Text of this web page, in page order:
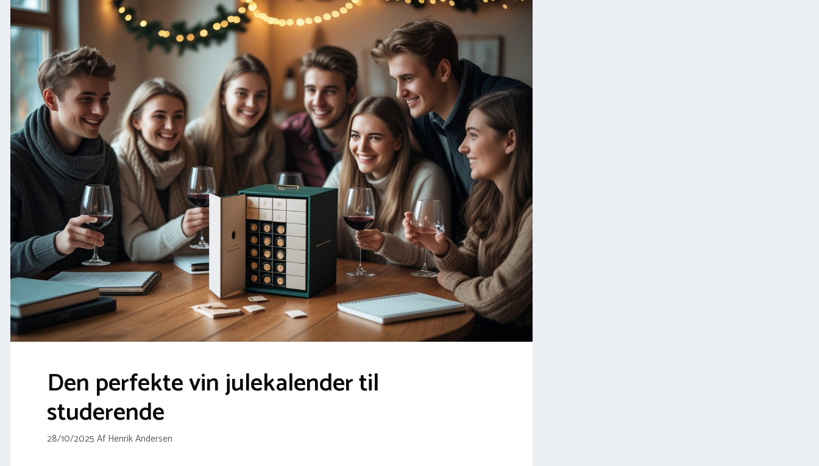
Den perfekte vin julekalender til
studerende
28/10/2025 Af Henrik Andersen